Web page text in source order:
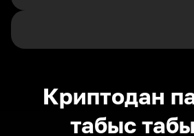
Криптодан
табыс